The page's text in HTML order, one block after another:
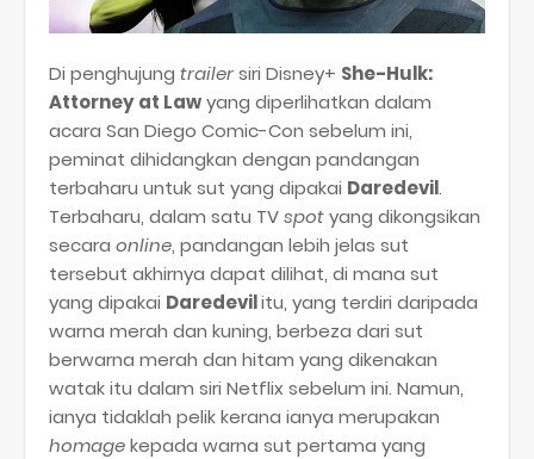
Di penghujung trailersiri Disney+ She-Hulk:
Attorney at Lawyang diperlihatkan dalam
acara San Diego Comic-Con sebelum ini,
peminat dihidangkan dengan pandangan
terbaharu untuk sut yang dipakai Daredevil.
Terbaharu, dalam satu TVspotyang dikongsikan
secara online, pandangan lebih jelas sut
tersebut akhirnya dapat dilihat, di mana sut
yang dipakai Daredevilitu, yang terdiri daripada
warna merah dan kuning, berbeza dari sut
berwarna merah dan hitam yang dikenakan
watak itu dalam siri Netflix sebelum ini. Namun,
ianya tidaklah pelik kerana ianya merupakan
homagekepada warna sut pertama yang